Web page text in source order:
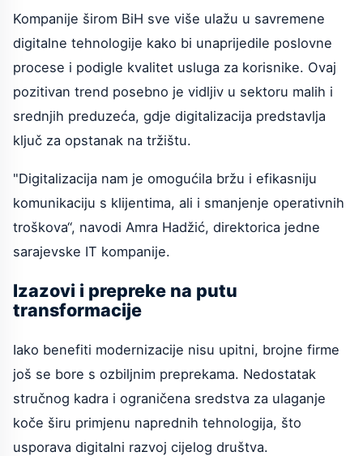
Kompanije širom BiH sve više ulažu u savremene
digitalne tehnologije kako bi unaprijedile poslovne
procese i podigle kvalitet usluga za korisnike. Ovaj
pozitivan trend posebno je vidljiv u sektoru malih i
srednjih preduzeća, gdje digitalizacija predstavlja
ključ za opstanak na tržištu.
"Digitalizacija nam je omogućila bržu i efikasniju
komunikaciju s klijentima, ali i smanjenje operativnih
troškova“, navodi Amra Hadžić, direktorica jedne
sarajevske IT kompanije.
Izazovi i prepreke na putu
transformacije
Iako benefiti modernizacije nisu upitni, brojne firme
još se bore s ozbiljnim preprekama. Nedostatak
stručnog kadra i ograničena sredstva za ulaganje
koče širu primjenu naprednih tehnologija, što
usporava digitalni razvoj cijelog društva.